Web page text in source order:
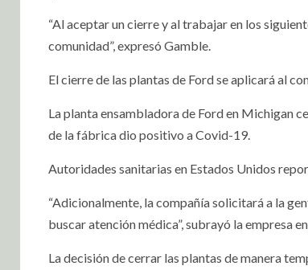
“Al aceptar un cierre y al trabajar en los
comunidad”, expresó Gamble.
El cierre de las plantas de Ford se aplicará al
La planta ensambladora de Ford en Michigan
de la fábrica dio positivo a Covid-19.
Autoridades sanitarias en Estados Unidos
“Adicionalmente, la compañía solicitará a la
buscar atención médica”, subrayó la empresa
La decisión de cerrar las plantas de manera